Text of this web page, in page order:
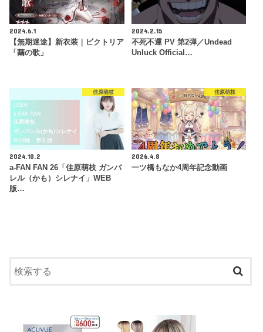
2024.6.1
【無期迷途】新衣装｜ビクトリア
「繭の歌」
2024.2.15
不死不運 PV 第2弾／Undead
Unluck Official…
佳原萌枝
2024.10.2
a-FAN FAN 26「佳原萌枝 ガンバ
レル（かも）シレナイ」WEB
版…
佳原萌枝
2026.4.8
一ツ橋もなか4周年記念動画